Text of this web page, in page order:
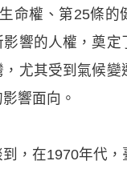
命權、第25條的
響的人權，奠定
尤其受到氣候變
響面向。
，在1970年代